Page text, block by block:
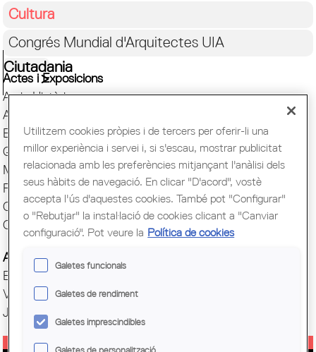
Cultura
Congrés Mundial d'Arquitectes UIA
Ciutadania
Actes i Exposicions
Arxiu Històric
Arquitectura catalana
Biblioteca
Quaderns
Mostra d'Arquitectura
Premis Arquitec. Girona
Oficina del Paisatge
Centre Obert d'Arquitectura
Actes COAC
Exposicions COAC
Visites COAC
Jornades
Utilitzem cookies pròpies i de tercers per oferir-li una
millor experiència i servei i, si s'escau, mostrar publicitat
relacionada amb les preferències mitjançant l'anàlisi dels
seus hàbits de navegació. En clicar "D'acord", vostè
accepta l'ús d'aquestes cookies. També pot "Configurar"
o "Rebutjar" la instal·lació de cookies clicant a "Canviar
configuració". Pot veure la Política de cookies
Galetes funcionals
Galetes de rendiment
Galetes imprescindibles